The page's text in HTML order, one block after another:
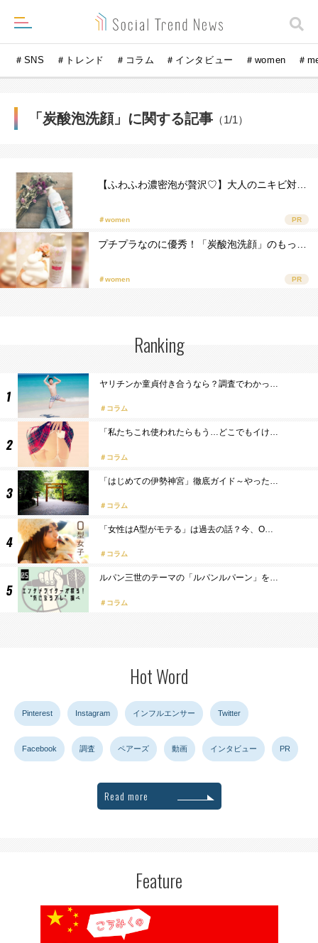
＃SNS ＃トレンド ＃コラム ＃インタビュー ＃women ＃
「炭酸泡洗顔」に関する記事 （1/1）
【ふわふわ濃密泡が贅沢♡】大人のニキビ対…
＃women PR
プチプラなのに優秀！「炭酸泡洗顔」のもっ…
＃women PR
Ranking
ヤリチンか童貞付き合うなら？調査でわかっ…
コラム
「私たちこれ使われたらもう…どこでもイけ…
コラム
「はじめての伊勢神宮」徹底ガイド～やった…
コラム
「女性はA型がモテる」は過去の話？今、O…
コラム
ルパン三世のテーマの「ルパンルパーン」を…
コラム
Hot Word
Pinterest Instagram インフルエンサー Twitter
Facebook 調査 ペアーズ 動画 インタビュー PR
Read more
Feature